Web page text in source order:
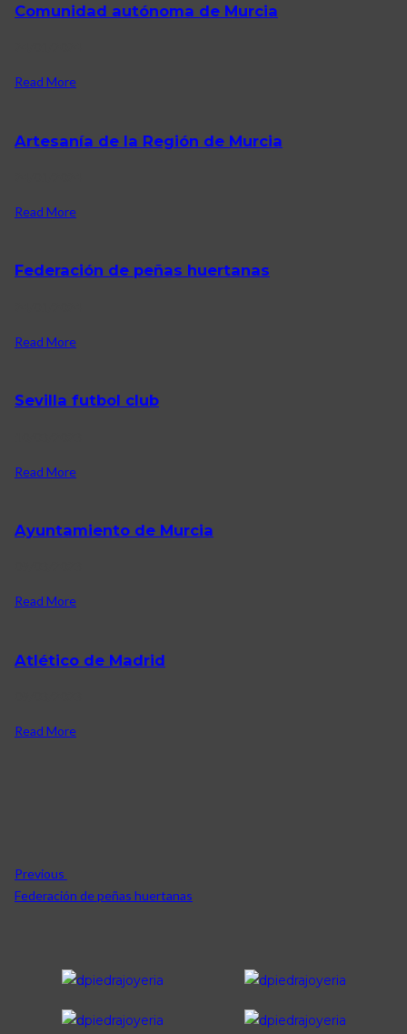
Comunidad autónoma de Murcia
Read More
Artesanía de la Región de Murcia
Read More
Federación de peñas huertanas
Read More
Sevilla futbol club
Read More
Ayuntamiento de Murcia
Read More
Atlético de Madrid
Read More
Previous
Federación de peñas huertanas